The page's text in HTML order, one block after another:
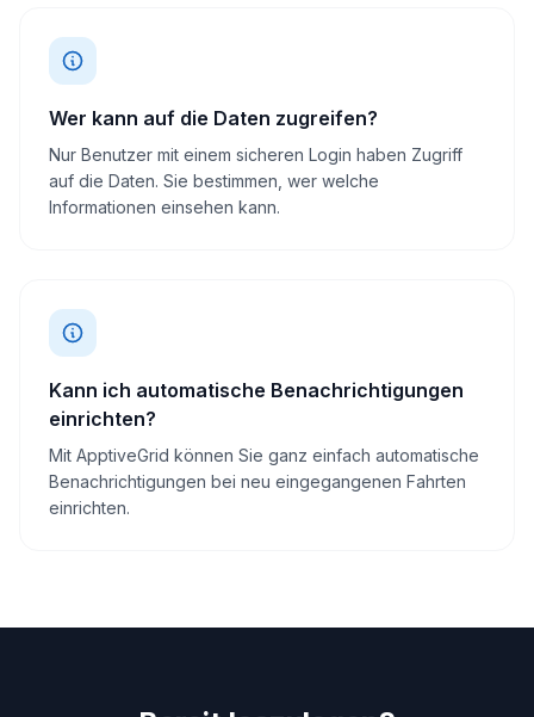
Wer kann auf die Daten zugreifen?
Nur Benutzer mit einem sicheren Login haben Zugriff
auf die Daten. Sie bestimmen, wer welche
Informationen einsehen kann.
Kann ich automatische Benachrichtigungen
einrichten?
Mit ApptiveGrid können Sie ganz einfach automatische
Benachrichtigungen bei neu eingegangenen Fahrten
einrichten.